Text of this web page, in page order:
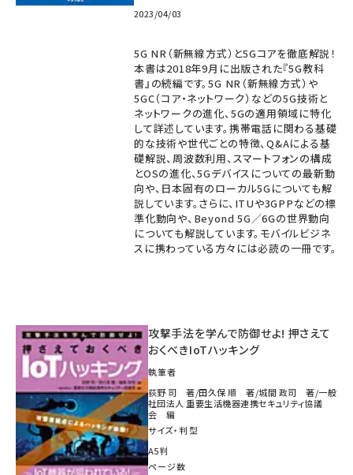
2023/04/03
5G NR（新無線方式）と5Gコアを徹底解説！
本書は2018年9月に出版された『5G教科
書』の続編です。5G NR（新無線方式）や
5GC（コア・ネットワーク）などの5G技術と
ネットワークの進化、5Gの適用領域に特化
して詳述しています。携帯電話に関わる基礎
的な技術や世代ごとの特徴、Q&Aによる基
礎解説、周波数利用、スマートフォンの構成
とOSの進化、5Gデバイスについての最新動
向や、日本固有のローカル5Gについても解
説しています。さらに、ITUや3GPPなどの標
準化動向や、Beyond 5G／6Gの世界動向
についても解説しています。モバイルビジネ
スに携わっている方々には必読の一冊です。
攻撃手法を学んで防御せよ! 押さえて
おくべきIoTハッキング
執筆者
荻野 司 著/田久保 順 著/城間 政司 著/一般
社団法人 重要生活機器連携セキュリティ協議
会 編
サイズ・判型
A5判
ページ数